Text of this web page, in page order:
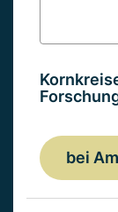
bei